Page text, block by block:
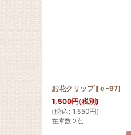
お花クリップ [ ｃ-97]
1,500円(税別)
(税込 : 1,650円)
在庫数 2点